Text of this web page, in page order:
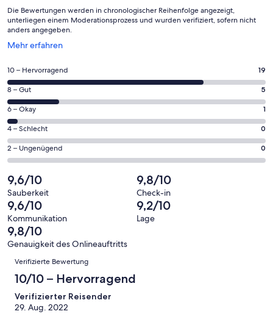
Die Bewertungen werden in chronologischer Reihenfolge angezeigt,
unterliegen einem Moderationsprozess und wurden verifiziert, sofern nicht
anders angegeben.
Mehr erfahren
Wird
einem
neuen
Fenster
geöffnet
19
von
insgesamt
25
Gästebewertungen
haben
eine
Bewertung
von
10
-
Hervorragend
10 – Hervorragend 19
5
von
insgesamt
25
Gästebewertungen
haben
Bewertung
von
8
-
Gut
8 – Gut 5
1
von
insgesamt
25
Gästebewertungen
haben
eine
Bewertung
von
6
-
Okay
6 – Okay 1
0
von
insgesamt
Gästebewertungen
haben
eine
Bewertung
von
4
Schlecht
4 – Schlecht 0
0
von
insgesamt
25
Gästebewertungen
haben
eine
Bewertung
Ungenügend
2 – Ungenügend 0
9,6/10
Sauberkeit
9,8/10
Check-in
9,6/10
Kommunikation
9,2/10
Lage
9,8/10
Genauigkeit des Onlineauftritts
Bewertungen
Verifizierte Bewertung
10/10 – Hervorragend
Verifizierter Reisender
29. Aug. 2022